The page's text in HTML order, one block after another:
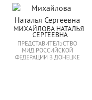
МИХАЙЛОВА НАТАЛЬЯ
СЕРГЕЕВНА
ПРЕДСТАВИТЕЛЬСТВО
МИД РОССИЙСКОЙ
ФЕДЕРАЦИИ В ДОНЕЦКЕ